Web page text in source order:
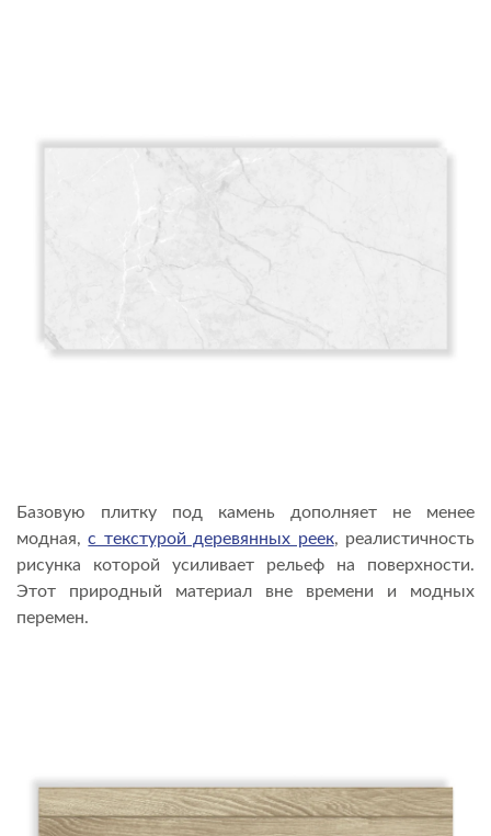
Базовую плитку под камень дополняет не менее
модная,с текстурой деревянных реек, реалистичность
рисунка которой усиливает рельеф на поверхности.
Этот природный материал вне времени и модных
перемен.